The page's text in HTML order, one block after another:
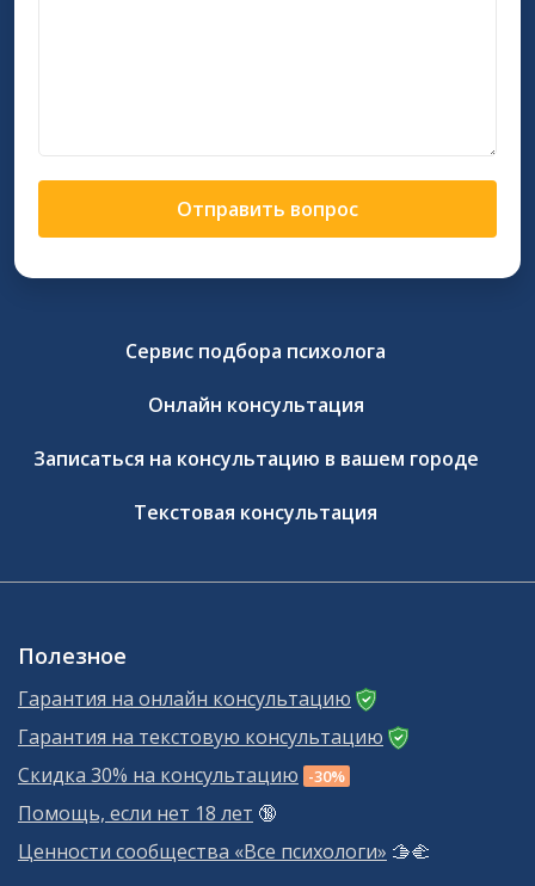
Отправить вопрос
Сервис подбора психолога
Онлайн консультация
Записаться на консультацию в вашем городе
Текстовая консультация
Полезное
Гарантия на онлайн консультацию
Гарантия на текстовую консультацию
Скидка 30% на консультацию -30%
Помощь, если нет 18 лет 🔞
Ценности сообщества «Все психологи» 🫱‍🫲